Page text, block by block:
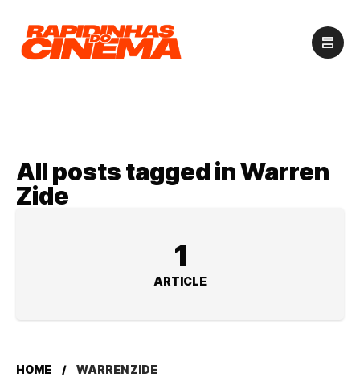
All posts tagged in Warren
Zide
1
ARTICLE
HOME WARREN ZIDE